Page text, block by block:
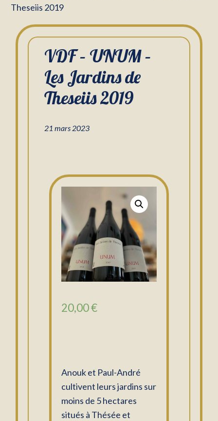
Theseiis 2019
VDF – UNUM –
Les Jardins de
Theseiis 2019
21 mars 2023
20,00€
Anouk et Paul-André
cultivent leurs jardins sur
moins de 5 hectares
situés à Thésée et